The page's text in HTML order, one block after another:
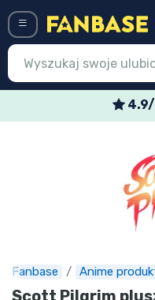
4.9/
Fanbase Anime
Scott Pilgrim
Najnowsze
Oferty specjalne
Przedsprzedaż